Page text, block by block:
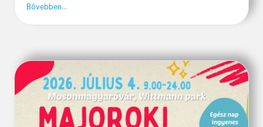
Bővebben...